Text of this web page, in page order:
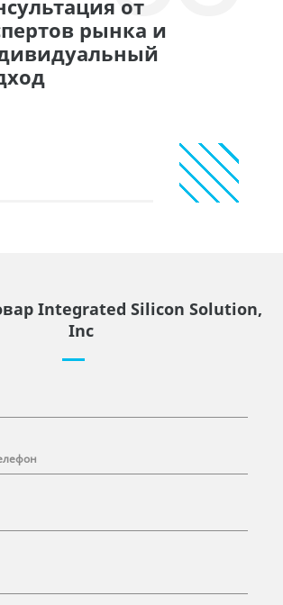
от
рынка и
Integrated Silicon Solution,
Inc